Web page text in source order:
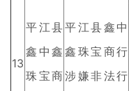
13
平江县
鑫中鑫
珠宝商
平江县鑫中
鑫珠宝商行
涉嫌非法行